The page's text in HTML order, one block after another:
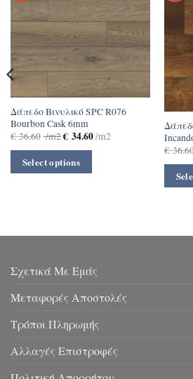
Δάπεδο Βινυλικό SPC R076
Bourbon Cask 6mm
€36.60 /m2€34.60/m2
Select options
€
Σχετικά Με Εμάς
Μεταφορές Αποστολές
Τρόποι Πληρωμής
Αλλαγές Επιστροφές